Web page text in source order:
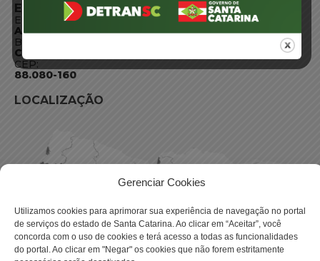
Gerenciar Cookies
Utilizamos cookies para aprimorar sua experiência de navegação no portal
de serviços do estado de Santa Catarina. Ao clicar em “Aceitar”, você
concorda com o uso de cookies e terá acesso a todas as funcionalidades
do portal. Ao clicar em "Negar" os cookies que não forem estritamente
ENDEREÇO
Endereço:
Av. Almirante Tamandaré - 480
Bairro:
Coqueiros, Florianópolis SC
CEP:
88.080-160
LOCALIZAÇÃO